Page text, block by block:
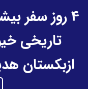
4 روز سفر
تاریخی
ازبکستان